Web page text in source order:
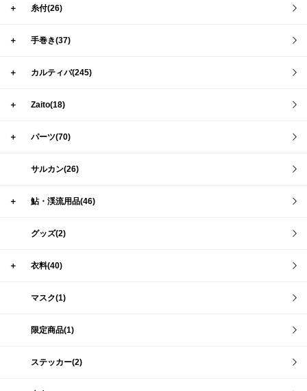
＋ 糸付(26)
＋ 手巻き(37)
＋ カルティバ(245)
＋ Zaito(18)
＋ パーツ(70)
サルカン(26)
＋ 鮎・渓流用品(46)
グッズ(2)
＋ 衣料(40)
マスク(1)
限定商品(1)
ステッカー(2)